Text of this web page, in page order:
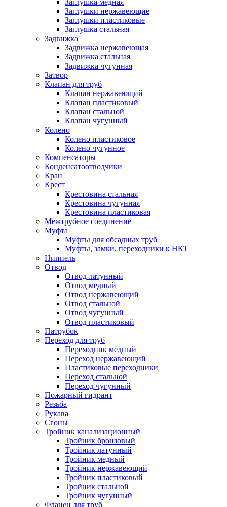
Заглушка медная
Заглушки нержавеющие
Заглушки пластиковые
Заглушка стальная
Задвижка
Задвижка нержавеющая
Задвижка стальная
Задвижка чугунная
Затвор
Клапан для труб
Клапан нержавеющий
Клапан пластиковый
Клапан стальной
Клапан чугунный
Колено
Колено пластиковое
Колено чугунное
Компенсаторы
Конденсатоотводчики
Кран
Крест
Крестовина стальная
Крестовина чугунная
Крестовина пластиковая
Межтрубное соединение
Муфта
Муфты для обсадных труб
Муфты, замки, переходники к НКТ
Ниппель
Отвод
Отвод латунный
Отвод медный
Отвод нержавеющий
Отвод стальной
Отвод чугунный
Отвод пластиковый
Патрубок
Переход для труб
Переходник медный
Переход нержавеющий
Пластиковые переходники
Переход стальной
Переход чугунный
Пожарный гидрант
Резьба
Рукава
Сгоны
Тройник канализационный
Тройник бронзовый
Тройник латунный
Тройник медный
Тройник нержавеющий
Тройник пластиковый
Тройник стальной
Тройник чугунный
Фланец для труб